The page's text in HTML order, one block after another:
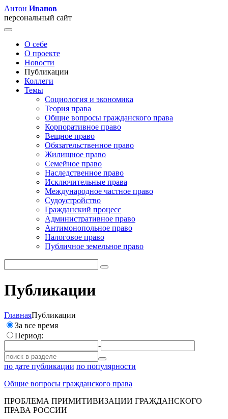
Антон Иванов
персональный сайт
О себе
О проекте
Новости
Публикации
Коллеги
Темы
Социология и экономика
Теория права
Общие вопросы гражданского права
Корпоративное право
Вещное право
Обязательственное право
Жилищное право
Семейное право
Наследственное право
Исключительные права
Международное частное право
Судоустройство
Гражданский процесс
Административное право
Антимонопольное право
Налоговое право
Публичное земельное право
Публикации
ГлавнаяПубликации
За все время
Период:
-
по дате публикации по популярности
Общие вопросы гражданского права
ПРОБЛЕМА ПРИМИТИВИЗАЦИИ ГРАЖДАНСКОГО
ПРАВА РОССИИ